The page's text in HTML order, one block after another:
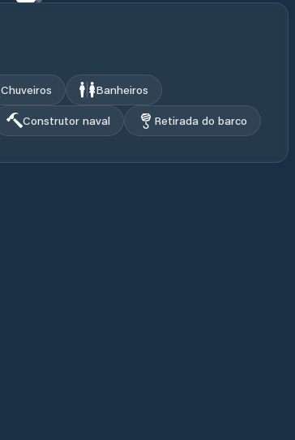
Chuveiros
Banheiros
Construtor naval Retirada do barco